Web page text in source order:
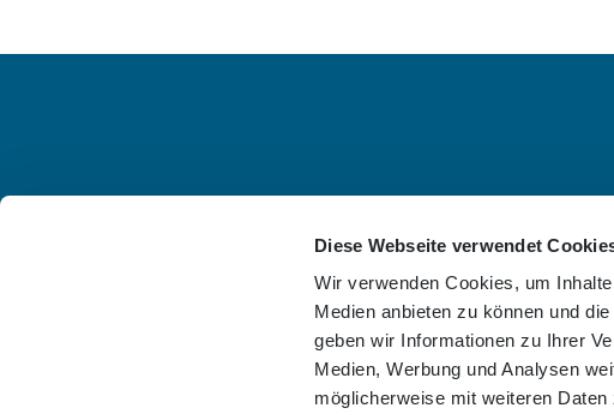
Diese Webseite verwendet
Wir verwenden Cookies, um
Medien anbieten zu können und
geben wir Informationen zu Ihrer
Medien, Werbung und Analysen
möglicherweise mit weiteren